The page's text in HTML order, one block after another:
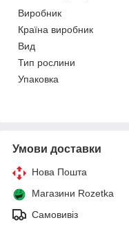
Виробник
Країна виробник
Вид
Тип рослини
Упаковка
Умови доставки
Нова Пошта
Магазини Rozetka
Самовивіз